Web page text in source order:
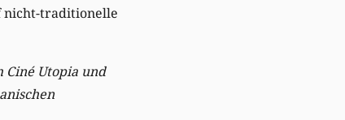
nicht-traditionelle
Ciné Utopia und